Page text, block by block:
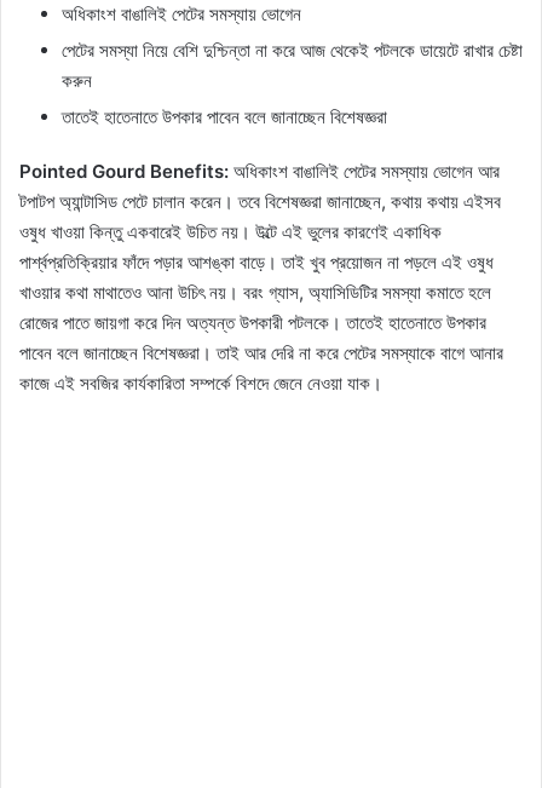
অধিকাংশ বাঙালিই পেটের সমস্যায় ভোগেন
পেটের সমস্যা নিয়ে বেশি দুশ্চিন্তা না করে আজ থেকেই পটলকে ডায়েটে রাখার চেষ্টা
করুন
তাতেই হাতেনাতে উপকার পাবেন বলে জানাচ্ছেন বিশেষজ্ঞরা
Pointed Gourd Benefits: অধিকাংশ বাঙালিই পেটের সমস্যায় ভোগেন আর
টপাটপ অ্যান্টাসিড পেটে চালান করেন। তবে বিশেষজ্ঞরা জানাচ্ছেন, কথায় কথায় এইসব
ওষুধ খাওয়া কিন্তু একবারেই উচিত নয়। উল্টে এই ভুলের কারণেই একাধিক
পার্শ্বপ্রতিক্রিয়ার ফাঁদে পড়ার আশঙ্কা বাড়ে। তাই খুব প্রয়োজন না পড়লে এই ওষুধ
খাওয়ার কথা মাথাতেও আনা উচিৎ নয়। বরং গ্যাস, অ্যাসিডিটির সমস্যা কমাতে হলে
রোজের পাতে জায়গা করে দিন অত্যন্ত উপকারী পটলকে। তাতেই হাতেনাতে উপকার
পাবেন বলে জানাচ্ছেন বিশেষজ্ঞরা। তাই আর দেরি না করে পেটের সমস্যাকে বাগে আনার
কাজে এই সবজির কার্যকারিতা সম্পর্কে বিশদে জেনে নেওয়া যাক।